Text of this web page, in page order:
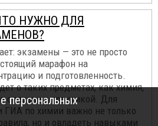
НУЖНО ДЛЯ
экзамены — это не просто
марафон на
и подготовленность.
о таких предметах, как химия,
связана с практикой. Для
ГИА по химии важно не только
но и овладеть навыками
персональных